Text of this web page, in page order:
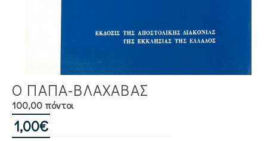
Ο ΠΑΠΑ-ΒΛΑΧΑΒΑΣ
100,00 πόντοι
1,00€